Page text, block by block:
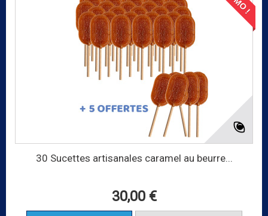
30 Sucettes artisanales caramel au beurre...
30,00 €